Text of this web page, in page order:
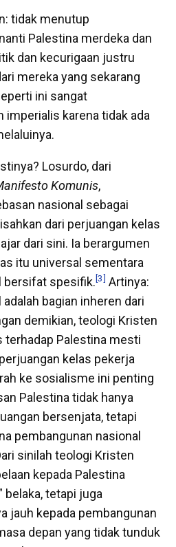
tidak menutup
Palestina merdeka dan
dan kecurigaan justru
mereka yang sekarang
ini sangat
imperialis karena tidak ada
Losurdo, dari
Komunis,
nasional sebagai
dari perjuangan kelas
dari sini. Ia berargumen
itu universal sementara
bersifat spesifik.[3] Artinya:
bagian inheren dari
demikian, teologi Kristen
terhadap Palestina mesti
kelas pekerja
ke sosialisme ini penting
Palestina tidak hanya
bersenjata, tetapi
pembangunan nasional
sinilah teologi Kristen
kepada Palestina
belaka, tetapi juga
jauh kepada pembangunan
depan yang tidak tunduk